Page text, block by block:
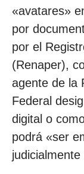
«avatares»
por
por el
(Renaper),
agente de la
Federal
digital o
podrá «ser